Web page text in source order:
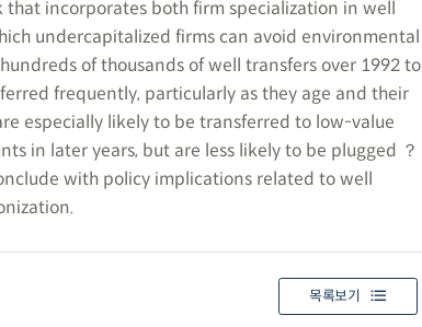
incorporates both firm specialization in well
undercapitalized firms can avoid environmental
of thousands of well transfers over 1992 to
frequently, particularly as they age and their
especially likely to be transferred to low-value
in later years, but are less likely to be plugged ？
with policy implications related to well
목록보기